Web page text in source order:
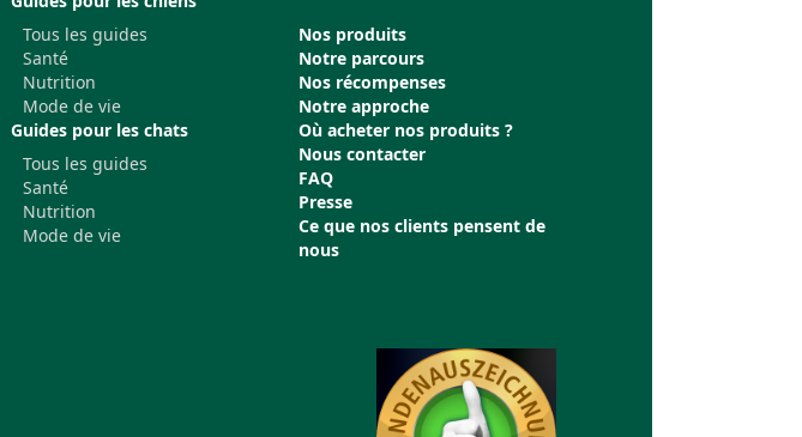
Tous les guides
Santé
Nutrition
Mode de vie
Guides pour les chats
Tous les guides
Santé
Nutrition
Mode de vie
Nos produits
Notre parcours
Nos récompenses
Notre approche
Où acheter nos produits ?
Nous contacter
FAQ
Presse
Ce que nos clients pensent de
nous